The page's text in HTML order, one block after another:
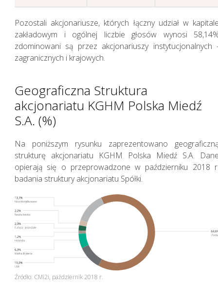
Pozostali akcjonariusze, których łączny udział w
zakładowym i ogólnej liczbie głosów wynosi
zdominowani są przez akcjonariuszy instytucjonalnych
zagranicznych i krajowych.
Geograficzna Struktura
akcjonariatu KGHM Polska Miedź
S.A. (%)
Na poniższym rysunku zaprezentowano
strukturę akcjonariatu KGHM Polska Miedź S.A.
opierają się o przeprowadzone w październiku 2018
badania struktury akcjonariatu Spółki.
Źródło: CMi2i, październik 2018 r.